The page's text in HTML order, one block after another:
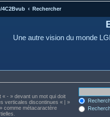
4C2Bvub Rechercher
Une autre vision du monde
- » devant un mot qui doit
verticales discontinues « | »
comme métacaractère